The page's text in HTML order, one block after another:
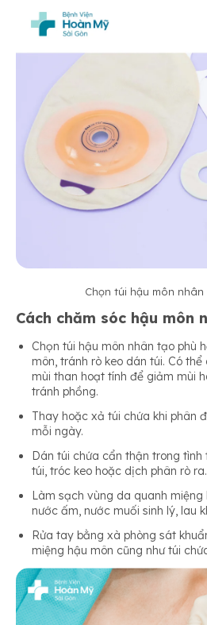
Chọn túi hậu môn
Cách chăm sóc hậu môn
Chọn túi hậu môn nhân tạo phù
môn, tránh rò keo dán túi. Có
mùi than hoạt tính để giảm mùi
tránh phồng.
Thay hoặc xả túi chứa khi phân
mỗi ngày.
Dán túi chứa cẩn thận trong
túi, tróc keo hoặc dịch phân rò ra.
Làm sạch vùng da quanh
nước ấm, nước muối sinh lý, lau
Rửa tay bằng xà phòng sát
miệng hậu môn cũng như túi